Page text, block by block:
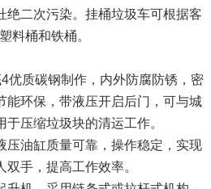
绝二次污染。挂桶垃圾车可根据客
料桶和铁桶。
优质碳钢制作，内外防腐防锈，密
能环保，带液压开启后门，可与城
压缩垃圾块的清运工作。
压油缸质量可靠，操作稳定，实现
手，提高工作效率。